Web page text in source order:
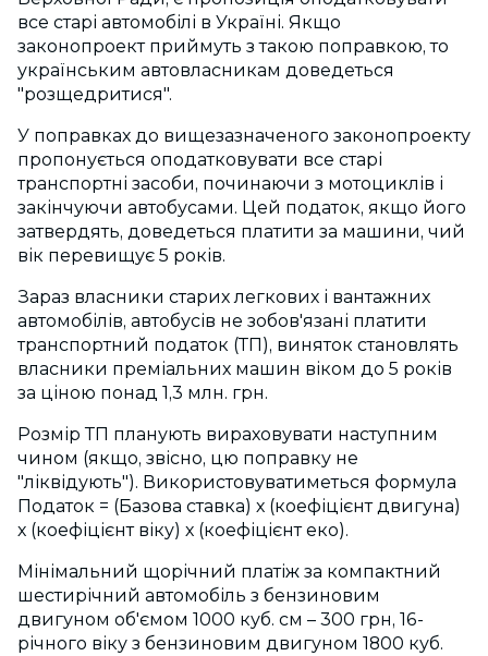
все старі автомобілі в Україні. Якщо
законопроект приймуть з такою поправкою, то
українським автовласникам доведеться
"розщедритися".
У поправках до вищезазначеного законопроекту
пропонується оподатковувати все старі
транспортні засоби, починаючи з мотоциклів і
закінчуючи автобусами. Цей податок, якщо його
затвердять, доведеться платити за машини, чий
вік перевищує 5 років.
Зараз власники старих легкових і вантажних
автомобілів, автобусів не зобов'язані платити
транспортний податок (ТП), виняток становлять
власники преміальних машин віком до 5 років
за ціною понад 1,3 млн. грн.
Розмір ТП планують вираховувати наступним
чином (якщо, звісно, цю поправку не
"ліквідують"). Використовуватиметься формула
Податок = (Базова ставка) х (коефіцієнт двигуна)
х (коефіцієнт віку) х (коефіцієнт еко).
Мінімальний щорічний платіж за компактний
шестирічний автомобіль з бензиновим
двигуном об'ємом 1000 куб. см – 300 грн, 16-
річного віку з бензиновим двигуном 1800 куб.